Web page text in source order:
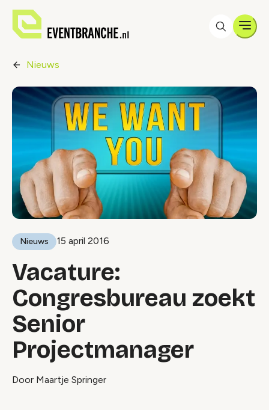
Nieuws
Nieuws 15 april 2016
Vacature:
Congresbureau zoekt
Senior
Projectmanager
Door Maartje Springer